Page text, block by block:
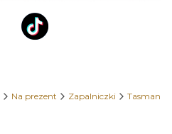
Na prezent Zapalniczki Tasman